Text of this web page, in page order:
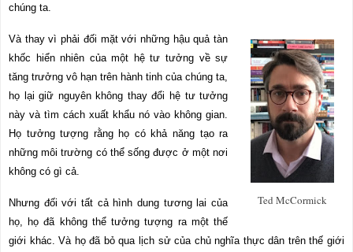
chúng ta.
Ted McCormick
Và thay vì phải đối mặt với những hậu quả tàn
khốc hiển nhiên của một hệ tư tưởng về sự
tăng trưởng vô hạn trên hành tinh của chúng ta,
họ lại giữ nguyên không thay đổi hệ tư tưởng
này và tìm cách xuất khẩu nó vào không gian.
Họ tưởng tượng rằng họ có khả năng tạo ra
những môi trường có thể sống được ở một nơi
không có gì cả.
Nhưng đối với tất cả hình dung tương lai của
họ, họ đã không thể tưởng tượng ra một thế
giới khác. Và họ đã bỏ qua lịch sử của chủ nghĩa thực dân trên thế giới